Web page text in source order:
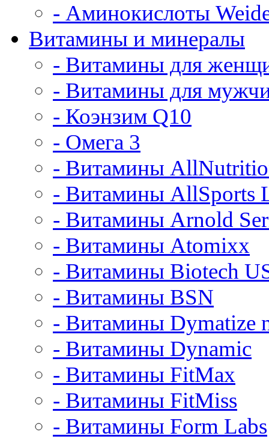
- Аминокислоты
Витамины и минералы
- Витамины для
- Витамины для
- Коэнзим Q10
- Омега 3
- Витамины
- Витамины AllSports
- Витамины Arnold
- Витамины Atomixx
- Витамины Biotech
- Витамины BSN
- Витамины Dymatize
- Витамины Dynamic
- Витамины FitMax
- Витамины FitMiss
- Витамины Form Labs